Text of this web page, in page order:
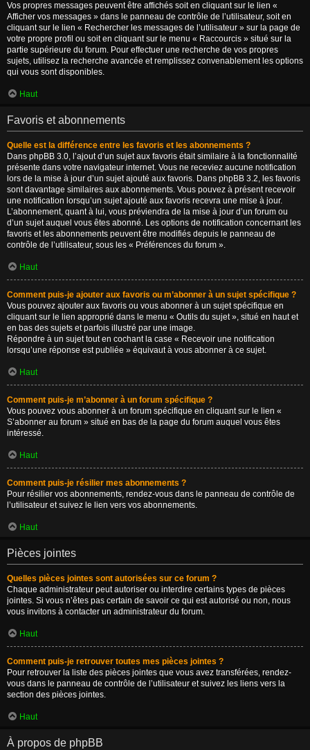
Vos propres messages peuvent être affichés soit en cliquant sur le lien «
Afficher vos messages » dans le panneau de contrôle de l’utilisateur, soit en
cliquant sur le lien « Rechercher les messages de l’utilisateur » sur la page de
votre propre profil ou soit en cliquant sur le menu « Raccourcis » situé sur la
partie supérieure du forum. Pour effectuer une recherche de vos propres
sujets, utilisez la recherche avancée et remplissez convenablement les options
qui vous sont disponibles.
Haut
Favoris et abonnements
Quelle est la différence entre les favoris et les abonnements ?
Dans phpBB 3.0, l’ajout d’un sujet aux favoris était similaire à la fonctionnalité
présente dans votre navigateur internet. Vous ne receviez aucune notification
lors de la mise à jour d’un sujet ajouté aux favoris. Dans phpBB 3.2, les favoris
sont davantage similaires aux abonnements. Vous pouvez à présent recevoir
une notification lorsqu’un sujet ajouté aux favoris recevra une mise à jour.
L’abonnement, quant à lui, vous préviendra de la mise à jour d’un forum ou
d’un sujet auquel vous êtes abonné. Les options de notification concernant les
favoris et les abonnements peuvent être modifiés depuis le panneau de
contrôle de l’utilisateur, sous les « Préférences du forum ».
Haut
Comment puis-je ajouter aux favoris ou m’abonner à un sujet spécifique ?
Vous pouvez ajouter aux favoris ou vous abonner à un sujet spécifique en
cliquant sur le lien approprié dans le menu « Outils du sujet », situé en haut et
en bas des sujets et parfois illustré par une image.
Répondre à un sujet tout en cochant la case « Recevoir une notification
lorsqu’une réponse est publiée » équivaut à vous abonner à ce sujet.
Haut
Comment puis-je m’abonner à un forum spécifique ?
Vous pouvez vous abonner à un forum spécifique en cliquant sur le lien «
S’abonner au forum » situé en bas de la page du forum auquel vous êtes
intéressé.
Haut
Comment puis-je résilier mes abonnements ?
Pour résilier vos abonnements, rendez-vous dans le panneau de contrôle de
l’utilisateur et suivez le lien vers vos abonnements.
Haut
Pièces jointes
Quelles pièces jointes sont autorisées sur ce forum ?
Chaque administrateur peut autoriser ou interdire certains types de pièces
jointes. Si vous n’êtes pas certain de savoir ce qui est autorisé ou non, nous
vous invitons à contacter un administrateur du forum.
Haut
Comment puis-je retrouver toutes mes pièces jointes ?
Pour retrouver la liste des pièces jointes que vous avez transférées, rendez-
vous dans le panneau de contrôle de l’utilisateur et suivez les liens vers la
section des pièces jointes.
Haut
À propos de phpBB